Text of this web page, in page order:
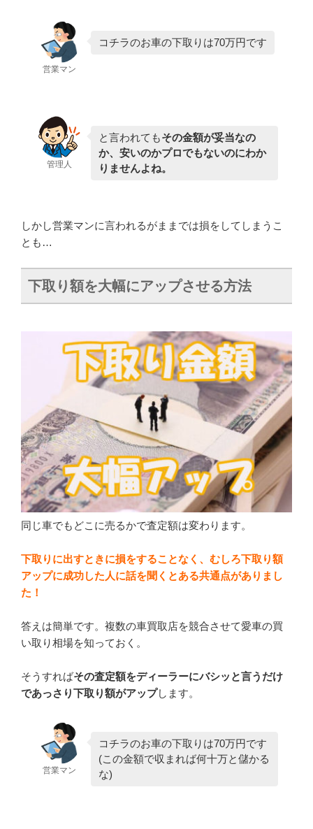
営業マン
コチラのお車の下取りは70万円です
管理人
と言われてもその金額が妥当なの
か、安いのかプロでもないのにわか
りませんよね。
しかし営業マンに言われるがままでは損をしてしまうこ
とも…
下取り額を大幅にアップさせる方法
同じ車でもどこに売るかで査定額は変わります。
下取りに出すときに損をすることなく、むしろ下取り額
アップに成功した人に話を聞くとある共通点がありまし
た！
答えは簡単です。複数の車買取店を競合させて愛車の買
い取り相場を知っておく。
そうすればその査定額をディーラーにバシッと言うだけ
であっさり下取り額がアップします。
営業マン
コチラのお車の下取りは70万円です
(この金額で収まれば何十万と儲かる
な)